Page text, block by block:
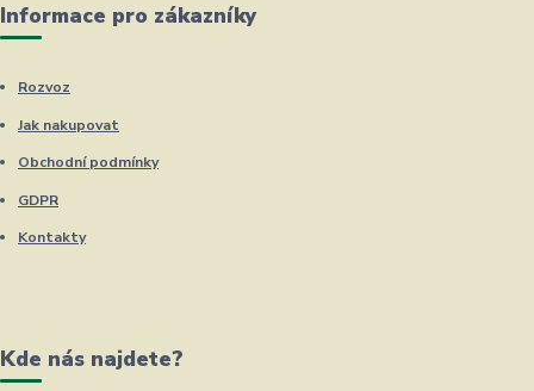
Informace pro zákazníky
Rozvoz
Jak nakupovat
Obchodní podmínky
GDPR
Kontakty
Kde nás najdete?